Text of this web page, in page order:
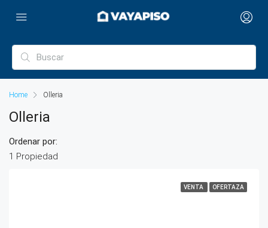
Home Olleria
Olleria
1 Propiedad
Ordenar por:
VENTA OFERTAZA